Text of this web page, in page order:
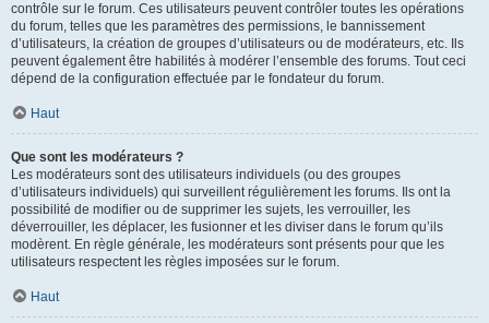
contrôle sur le forum. Ces utilisateurs peuvent contrôler toutes les opérations
du forum, telles que les paramètres des permissions, le bannissement
d’utilisateurs, la création de groupes d’utilisateurs ou de modérateurs, etc. Ils
peuvent également être habilités à modérer l’ensemble des forums. Tout ceci
dépend de la configuration effectuée par le fondateur du forum.
Haut
Que sont les modérateurs ?
Les modérateurs sont des utilisateurs individuels (ou des groupes
d’utilisateurs individuels) qui surveillent régulièrement les forums. Ils ont la
possibilité de modifier ou de supprimer les sujets, les verrouiller, les
déverrouiller, les déplacer, les fusionner et les diviser dans le forum qu’ils
modèrent. En règle générale, les modérateurs sont présents pour que les
utilisateurs respectent les règles imposées sur le forum.
Haut